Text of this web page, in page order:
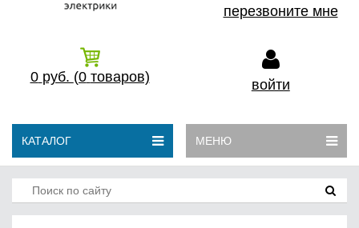
перезвоните мне
0 руб. (0 товаров) войти
КАТАЛОГ МЕНЮ